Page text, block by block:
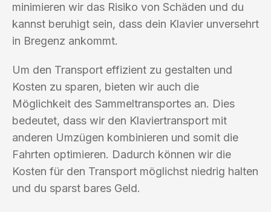
minimieren wir das Risiko von Schäden und du
kannst beruhigt sein, dass dein Klavier unversehrt
in Bregenz ankommt.
Um den Transport effizient zu gestalten und
Kosten zu sparen, bieten wir auch die
Möglichkeit des Sammeltransportes an. Dies
bedeutet, dass wir den Klaviertransport mit
anderen Umzügen kombinieren und somit die
Fahrten optimieren. Dadurch können wir die
Kosten für den Transport möglichst niedrig halten
und du sparst bares Geld.